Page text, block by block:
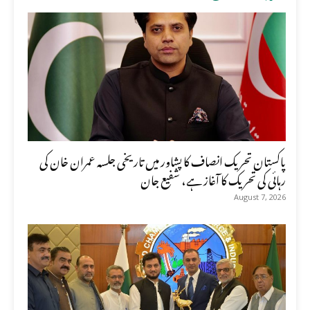
پاکستان تحریک انصاف کا پشاور میں تاریخی جلسہ عمران خان کی
رہائی کی تحریک کا آغاز ہے، شفیع جان
August 7, 2026